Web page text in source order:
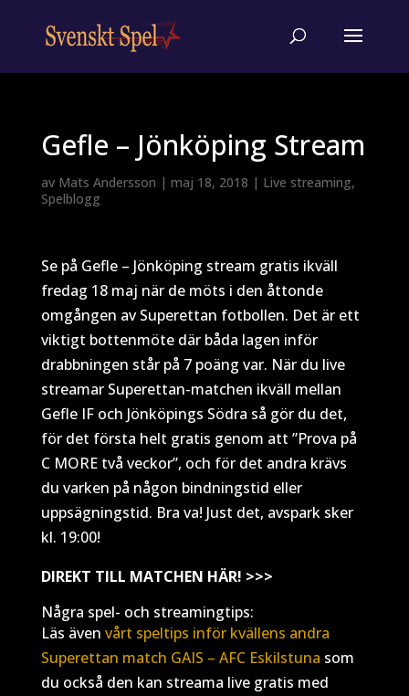
Gefle – Jönköping Stream
av Mats Andersson | maj 18, 2018 | Live streaming,
Spelblogg
Se på Gefle – Jönköping stream gratis ikväll
fredag 18 maj när de möts i den åttonde
omgången av Superettan fotbollen. Det är ett
viktigt bottenmöte där båda lagen inför
drabbningen står på 7 poäng var. När du live
streamar Superettan-matchen ikväll mellan
Gefle IF och Jönköpings Södra så gör du det,
för det första helt gratis genom att ”Prova på
C MORE två veckor”, och för det andra krävs
du varken på någon bindningstid eller
uppsägningstid. Bra va! Just det, avspark sker
kl. 19:00!
DIREKT TILL MATCHEN HÄR! >>>
Några spel- och streamingtips:
Läs även vårt speltips inför kvällens andra
Superettan match GAIS – AFC Eskilstuna som
du också den kan streama live gratis med